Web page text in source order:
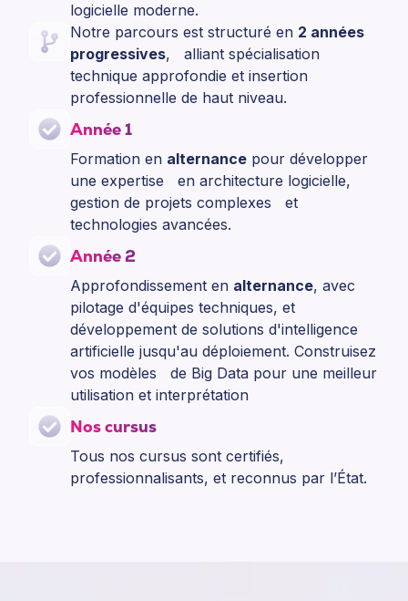
logicielle moderne.
Notre parcours est structuré en 2 années
progressives, alliant spécialisation
technique approfondie et insertion
professionnelle de haut niveau.
Année 1
Formation en alternance pour développer
une expertise en architecture logicielle,
gestion de projets complexes et
technologies avancées.
Année 2
Approfondissement en alternance, avec
pilotage d'équipes techniques, et
développement de solutions d'intelligence
artificielle jusqu'au déploiement. Construisez
vos modèles de Big Data pour une meilleur
utilisation et interprétation
Nos cursus
Tous nos cursus sont certifiés,
professionnalisants, et reconnus par l’État.